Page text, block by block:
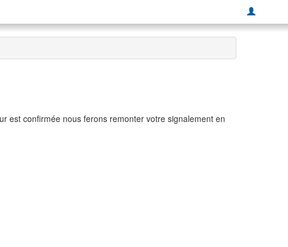
est confirmée nous ferons remonter votre signalement en